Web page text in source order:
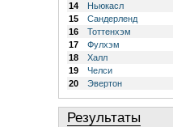
14
Ньюкасл
15
Сандерленд
16
Тоттенхэм
17
Фулхэм
18
Халл
19
Челси
20
Эвертон
Результаты